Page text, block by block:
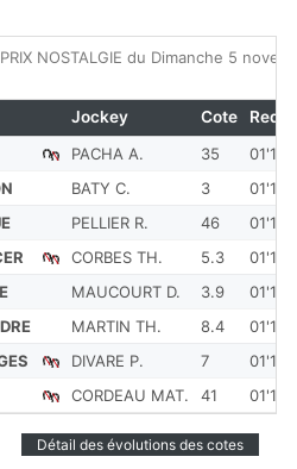
NOSTALGIE du Dimanche 5
PACHA A. 35
BATY C. 3
PELLIER R. 46
CORBES TH. 5.3
MAUCOURT D. 3.9
MARTIN TH. 8.4
DIVARE P. 7
CORDEAU MAT. 41
Jockey Cote
Détail des évolutions des cotes